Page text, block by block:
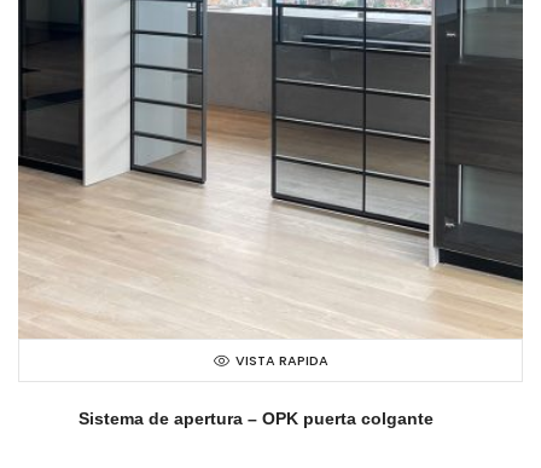
VISTA RAPIDA
Sistema de apertura – OPK puerta colgante